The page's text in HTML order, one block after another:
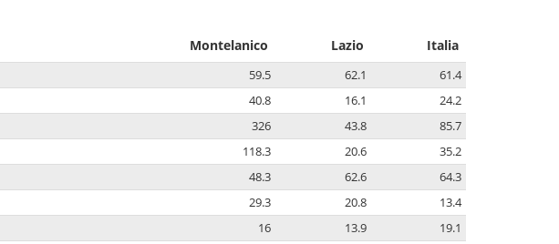
Montelanico Lazio Italia
59.5 62.1
61.4
40.8 16.1
24.2
326 43.8
85.7
118.3 20.6
35.2
48.3 62.6
64.3
29.3 20.8
13.4
16 13.9
19.1